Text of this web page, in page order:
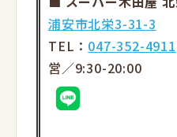
浦安市北栄3-31-3
TEL： 047-352-4911
営／9:30-20:00